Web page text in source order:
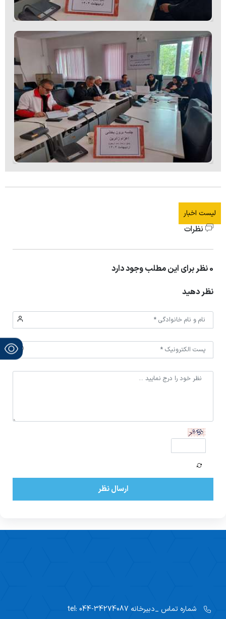
لیست اخبار
نظرات
0 نظر برای این مطلب وجود دارد
نظر دهید
ارسال نظر
شماره تماس _دبیرخانه